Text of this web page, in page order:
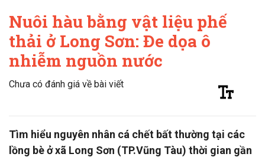
Nuôi hàu bằng vật liệu phế
thải ở Long Sơn: Đe dọa ô
nhiễm nguồn nước
Chưa có đánh giá về bài viết
Tìm hiểu nguyên nhân cá chết bất thường tại các
lồng bè ở xã Long Sơn (TP.Vũng Tàu) thời gian gần